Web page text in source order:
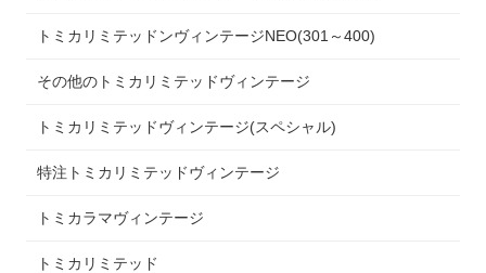
トミカリミテッドンヴィンテージNEO(301～400)
その他のトミカリミテッドヴィンテージ
トミカリミテッドヴィンテージ(スペシャル)
特注トミカリミテッドヴィンテージ
トミカラマヴィンテージ
トミカリミテッド